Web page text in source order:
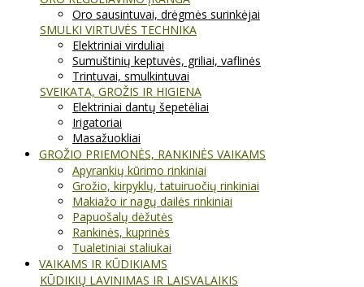
Oro sausintuvai, drėgmės surinkėjai
SMULKI VIRTUVĖS TECHNIKA
Elektriniai virduliai
Sumuštinių keptuvės, griliai, vaflinės
Trintuvai, smulkintuvai
SVEIKATA, GROŽIS IR HIGIENA
Elektriniai dantų šepetėliai
Irigatoriai
Masažuokliai
GROŽIO PRIEMONĖS, RANKINĖS VAIKAMS
Apyrankių kūrimo rinkiniai
Grožio, kirpyklų, tatuiruočių rinkiniai
Makiažo ir nagų dailės rinkiniai
Papuošalų dėžutės
Rankinės, kuprinės
Tualetiniai staliukai
VAIKAMS IR KŪDIKIAMS
KŪDIKIŲ LAVINIMAS IR LAISVALAIKIS